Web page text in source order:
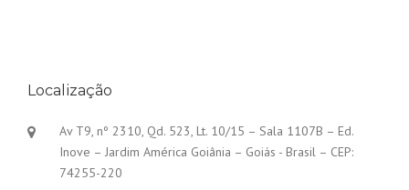
Localização
Av T9, nº 2310, Qd. 523, Lt. 10/15 – Sala 1107B – Ed.
Inove – Jardim América Goiânia – Goiás - Brasil – CEP:
74255-220